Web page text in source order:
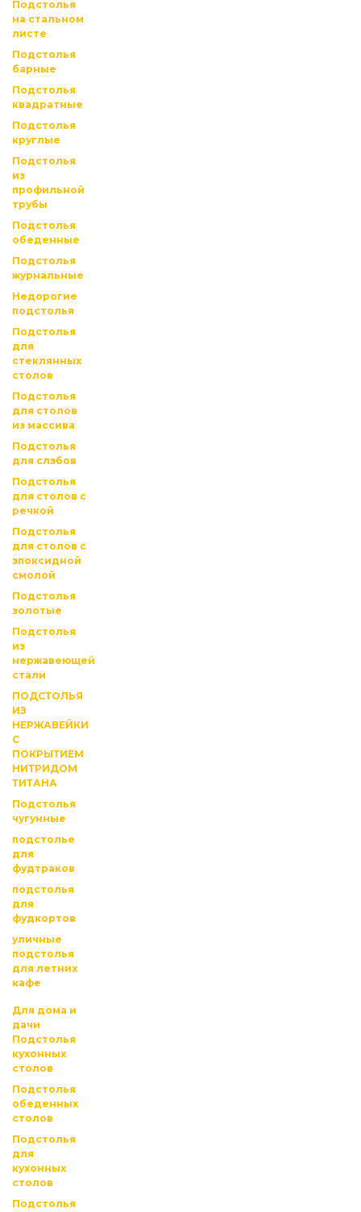
Подстолья
на стальном
листе
Подстолья
барные
Подстолья
квадратные
Подстолья
круглые
Подстолья
из
профильной
трубы
Подстолья
обеденные
Подстолья
журнальные
Недорогие
подстолья
Подстолья
для
стеклянных
столов
Подстолья
для столов
из массива
Подстолья
для слэбов
Подстолья
для столов с
речкой
Подстолья
для столов с
эпоксидной
смолой
Подстолья
золотые
Подстолья
из
нержавеющей
стали
ПОДСТОЛЬЯ
ИЗ
НЕРЖАВЕЙКИ
С
ПОКРЫТИЕМ
НИТРИДОМ
ТИТАНА
Подстолья
чугунные
подстолье
для
фудтраков
подстолья
для
фудкортов
уличные
подстолья
для летних
кафе
Для дома и
дачи
Подстолья
кухонных
столов
Подстолья
обеденных
столов
Подстолья
для
кухонных
столов
Подстолья